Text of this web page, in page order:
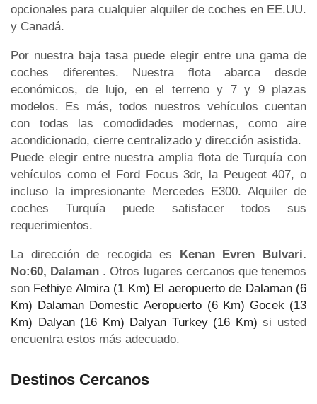
opcionales para cualquier alquiler de coches en EE.UU.
y Canadá.
Por nuestra baja tasa puede elegir entre una gama de
coches diferentes. Nuestra flota abarca desde
económicos, de lujo, en el terreno y 7 y 9 plazas
modelos. Es más, todos nuestros vehículos cuentan
con todas las comodidades modernas, como aire
acondicionado, cierre centralizado y dirección asistida.
Puede elegir entre nuestra amplia flota de Turquía con
vehículos como el Ford Focus 3dr, la Peugeot 407, o
incluso la impresionante Mercedes E300. Alquiler de
coches Turquía puede satisfacer todos sus
requerimientos.
La dirección de recogida es Kenan Evren Bulvari.
No:60, Dalaman . Otros lugares cercanos que tenemos
son Fethiye Almira (1 Km) El aeropuerto de Dalaman (6
Km) Dalaman Domestic Aeropuerto (6 Km) Gocek (13
Km) Dalyan (16 Km) Dalyan Turkey (16 Km) si usted
encuentra estos más adecuado.
Destinos Cercanos